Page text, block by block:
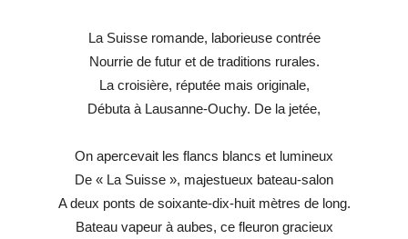
La Suisse romande, laborieuse contrée
Nourrie de futur et de traditions rurales.
La croisière, réputée mais originale,
Débuta à Lausanne-Ouchy. De la jetée,
On apercevait les flancs blancs et lumineux
De « La Suisse », majestueux bateau-salon
A deux ponts de soixante-dix-huit mètres de long.
Bateau vapeur à aubes, ce fleuron gracieux